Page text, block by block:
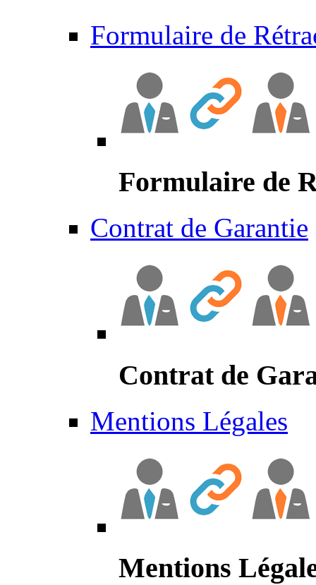
Formulaire de
Formulaire de
Contrat de Garantie
Contrat de
Mentions Légales
Mentions